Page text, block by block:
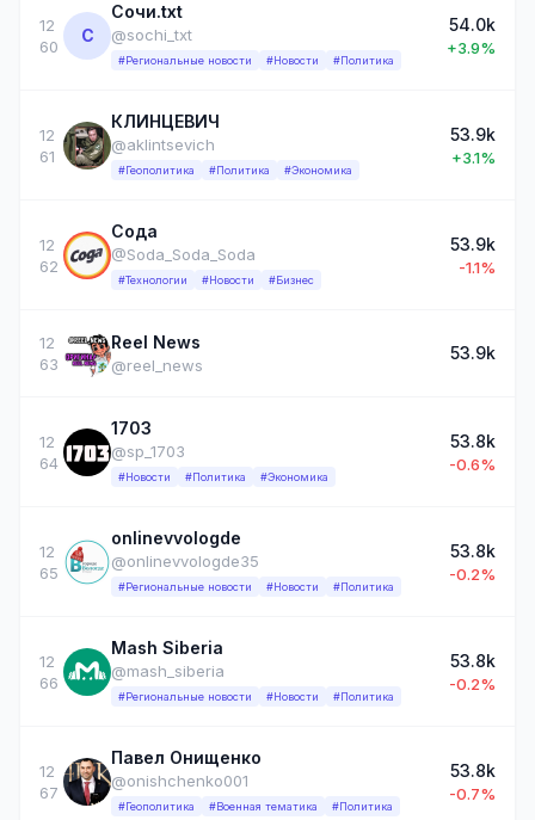
12
60
С
Сочи.txt
@sochi_txt
#Региональные новости #Новости #Политика
54.0k
+3.9%
12
61
КЛИНЦЕВИЧ
@aklintsevich
#Геополитика #Политика #Экономика
53.9k
+3.1%
12
62
Сода
@Soda_Soda_Soda
#Технологии #Новости #Бизнес
53.9k
-1.1%
12
63
Reel News
@reel_news
53.9k
12
64
1703
@sp_1703
#Новости #Политика #Экономика
53.8k
-0.6%
12
65
onlinevvologde
@onlinevvologde35
#Региональные новости #Новости #Политика
53.8k
-0.2%
12
66
Mash Siberia
@mash_siberia
#Региональные новости #Новости #Политика
53.8k
-0.2%
12
67
Павел Онищенко
@onishchenko001
#Геополитика #Военная тематика #Политика
53.8k
-0.7%